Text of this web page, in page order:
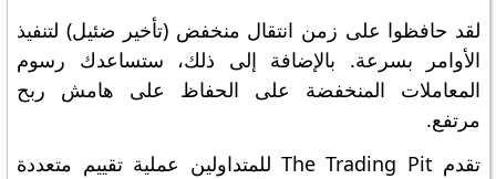
لقد حافظوا على زمن انتقال منخفض (تأخير ضئيل) لتنفيذ
الأوامر بسرعة. بالإضافة إلى ذلك، ستساعدك رسوم
المعاملات المنخفضة على الحفاظ على هامش ربح
مرتفع.
تقدم The Trading Pit للمتداولين عملية تقييم متعددة